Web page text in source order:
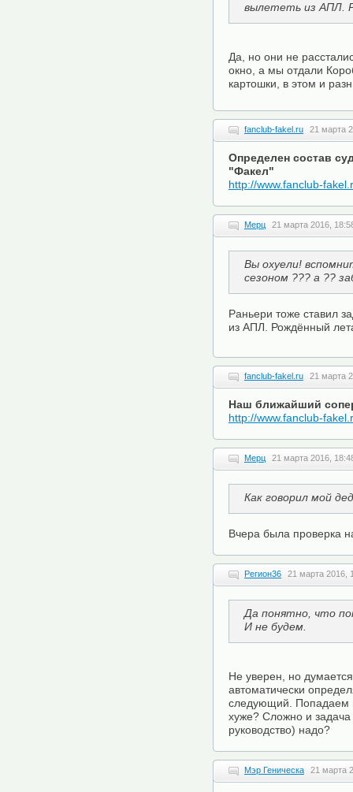
вылететь из АПЛ.
Да, но они не
окно, а мы отдали
картошки, в этом и
fanclub-fakel.ru 21 марта
Определен состав
"Факел"
http://www.fanclub-
Мерц 21 марта 2016,
Вы охуели!
сезоном ??? а ??
Раньери тоже ставил
из АПЛ. Рождённый
fanclub-fakel.ru 21 марта
Наш ближайший
http://www.fanclub-
Мерц 21 марта 2016,
Как говорил мой
Вчера была проверка
Регион36 21 марта 2016,
Да понятно, что
И не будем.
Не уверен, но
автоматически
следующий. Попадаем
хуже? Сложно и
руководство) надо?
Мэр Геническа 21 марта